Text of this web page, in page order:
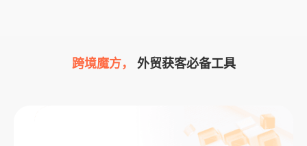
跨境魔方， 外贸获客必备工具